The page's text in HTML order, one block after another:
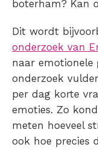
boterham? Kan
Dit wordt
onderzoek van
naar
onderzoek
per dag korte
emoties. Zo
meten hoeveel
ook hoe precies